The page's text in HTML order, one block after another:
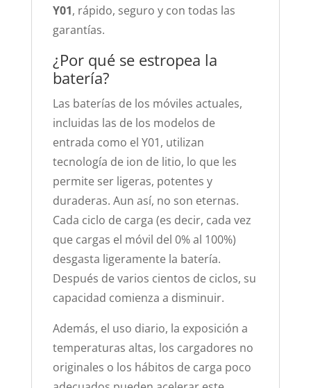
Y01, rápido, seguro y con todas las
garantías.
¿Por qué se estropea la
batería?
Las baterías de los móviles actuales,
incluidas las de los modelos de
entrada como el Y01, utilizan
tecnología de ion de litio, lo que les
permite ser ligeras, potentes y
duraderas. Aun así, no son eternas.
Cada ciclo de carga (es decir, cada vez
que cargas el móvil del 0% al 100%)
desgasta ligeramente la batería.
Después de varios cientos de ciclos, su
capacidad comienza a disminuir.
Además, el uso diario, la exposición a
temperaturas altas, los cargadores no
originales o los hábitos de carga poco